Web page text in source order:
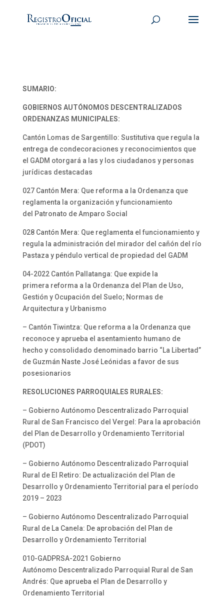
SUMARIO:
GOBIERNOS AUTÓNOMOS DESCENTRALIZADOS
ORDENANZAS MUNICIPALES:
Cantón Lomas de Sargentillo: Sustitutiva que regula la
entrega de condecoraciones y reconocimientos que
el GADM otorgará a las y los ciudadanos y personas
jurídicas destacadas
027 Cantón Mera: Que reforma a la Ordenanza que
reglamenta la organización y funcionamiento
del Patronato de Amparo Social
028 Cantón Mera: Que reglamenta el funcionamiento y
regula la administración del mirador del cañón del río
Pastaza y péndulo vertical de propiedad del GADM
04-2022 Cantón Pallatanga: Que expide la
primera reforma a la Ordenanza del Plan de Uso,
Gestión y Ocupación del Suelo; Normas de
Arquitectura y Urbanismo
– Cantón Tiwintza: Que reforma a la Ordenanza que
reconoce y aprueba el asentamiento humano de
hecho y consolidado denominado barrio “La Libertad”
de Guzmán Naste José Leónidas a favor de sus
posesionarios
RESOLUCIONES PARROQUIALES RURALES:
– Gobierno Autónomo Descentralizado Parroquial
Rural de San Francisco del Vergel: Para la aprobación
del Plan de Desarrollo y Ordenamiento Territorial
(PDOT)
– Gobierno Autónomo Descentralizado Parroquial
Rural de El Retiro: De actualización del Plan de
Desarrollo y Ordenamiento Territorial para el período
2019 – 2023
– Gobierno Autónomo Descentralizado Parroquial
Rural de La Canela: De aprobación del Plan de
Desarrollo y Ordenamiento Territorial
010-GADPRSA-2021 Gobierno
Autónomo Descentralizado Parroquial Rural de San
Andrés: Que aprueba el Plan de Desarrollo y
Ordenamiento Territorial